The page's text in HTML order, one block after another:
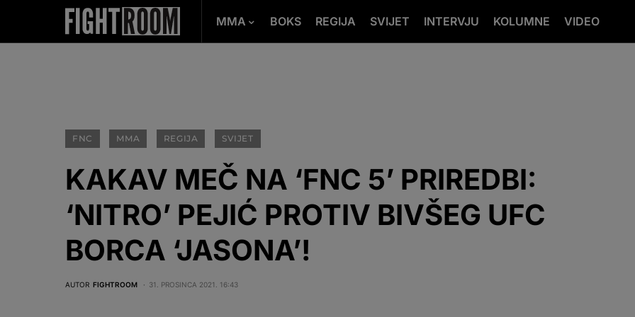
MMA BOKS REGIJA SVIJET INTERVJU KOLUMNE VIDEO
FNC MMA REGIJA SVIJET
KAKAV MEČ NA ‘FNC 5’ PRIREDBI:
‘NITRO’ PEJIĆ PROTIV BIVŠEG UFC
BORCA ‘JASONA’!
AUTOR FIGHTROOM 31. PROSINCA 2021. 16:43